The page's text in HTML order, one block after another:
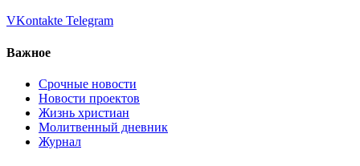
VKontakte Telegram
Важное
Срочные новости
Новости проектов
Жизнь христиан
Молитвенный дневник
Журнал